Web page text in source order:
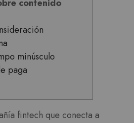
contenido
minúsculo
paga
fintech que conecta a